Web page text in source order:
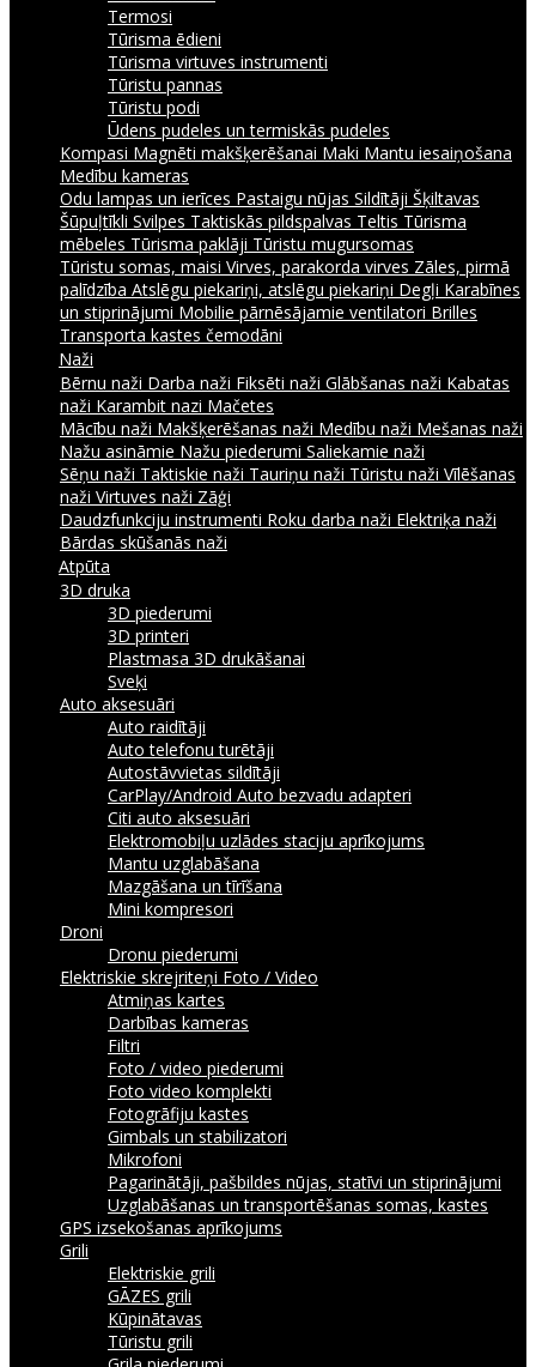
Termosi
Tūrisma ēdieni
Tūrisma virtuves instrumenti
Tūristu pannas
Tūristu podi
Ūdens pudeles un termiskās pudeles
Kompasi Magnēti makšķerēšanai Maki Mantu iesaiņošana
Medību kameras
Odu lampas un ierīces Pastaigu nūjas Sildītāji Šķiltavas
Šūpuļtīkli Svilpes Taktiskās pildspalvas Teltis Tūrisma
mēbeles Tūrisma paklāji Tūristu mugursomas
Tūristu somas, maisi Virves, parakorda virves Zāles, pirmā
palīdzība Atslēgu piekariņi, atslēgu piekariņi Degļi Karabīnes
un stiprinājumi Mobilie pārnēsājamie ventilatori Brilles
Transporta kastes čemodāni
Naži
Bērnu naži Darba naži Fiksēti naži Glābšanas naži Kabatas
naži Karambit nazi Mačetes
Mācību naži Makšķerēšanas naži Medību naži Mešanas naži
Nažu asināmie Nažu piederumi Saliekamie naži
Sēņu naži Taktiskie naži Tauriņu naži Tūristu naži Vīlēšanas
naži Virtuves naži Zāģi
Daudzfunkciju instrumenti Roku darba naži Elektriķa naži
Bārdas skūšanās naži
Atpūta
3D druka
3D piederumi
3D printeri
Plastmasa 3D drukāšanai
Sveķi
Auto aksesuāri
Auto raidītāji
Auto telefonu turētāji
Autostāvvietas sildītāji
CarPlay/Android Auto bezvadu adapteri
Citi auto aksesuāri
Elektromobiļu uzlādes staciju aprīkojums
Mantu uzglabāšana
Mazgāšana un tīrīšana
Mini kompresori
Droni
Dronu piederumi
Elektriskie skrejriteņi Foto / Video
Atmiņas kartes
Darbības kameras
Filtri
Foto / video piederumi
Foto video komplekti
Fotogrāfiju kastes
Gimbals un stabilizatori
Mikrofoni
Pagarinātāji, pašbildes nūjas, statīvi un stiprinājumi
Uzglabāšanas un transportēšanas somas, kastes
GPS izsekošanas aprīkojums
Grili
Elektriskie grili
GĀZES grili
Kūpinātavas
Tūristu grili